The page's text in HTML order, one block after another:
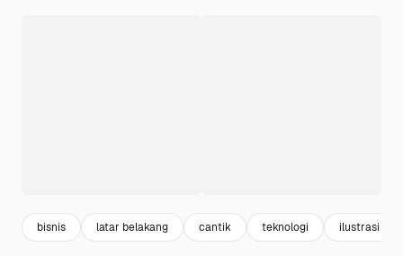
bisnis latar belakang cantik teknologi ilustrasi